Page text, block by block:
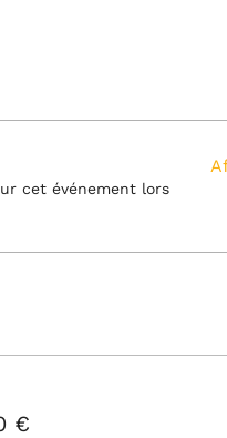
cet événement lors
€